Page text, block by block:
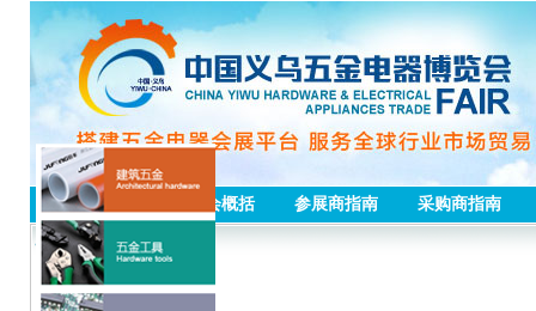
首页 五金会概括 参展商指南 采购商指南
参展资格与条件
必备资格